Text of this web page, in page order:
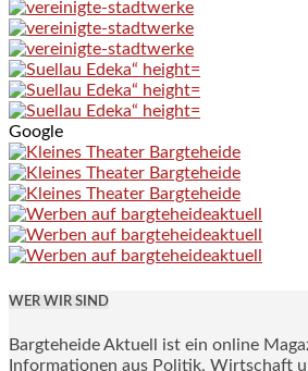
Google
WER WIR SIND
Bargteheide Aktuell ist ein online
Informationen aus Politik, Wirtschaft